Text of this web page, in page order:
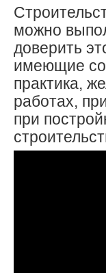
можно
доверить
имеющие
практика,
работах,
при